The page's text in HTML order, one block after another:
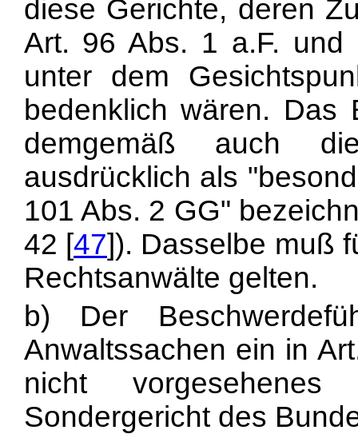
diese Gerichte, deren
Art. 96 Abs. 1 a.F. und
unter dem
bedenklich wären. Das
demgemäß auch
ausdrücklich als
101 Abs. 2 GG"
42 [47]). Dasselbe muß
Rechtsanwälte gelten.
b) Der
Anwaltssachen ein in
nicht
Sondergericht des